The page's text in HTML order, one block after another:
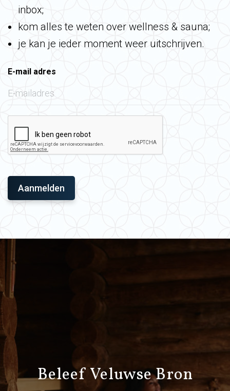
inbox;
kom alles te weten over wellness & sauna;
je kan je ieder moment weer uitschrijven.
E-mail adres
Beleef Veluwse Bron